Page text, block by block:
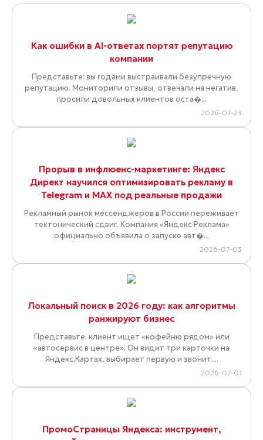
Как ошибки в AI-ответах портят репутацию
компании
Представьте: вы годами выстраивали безупречную
репутацию. Мониторили отзывы, отвечали на негатив,
просили довольных клиентов оста�...
2026-07-23
Прорыв в инфлюенс-маркетинге: Яндекс
Директ научился оптимизировать рекламу в
Telegram и MAX под реальные продажи
Рекламный рынок мессенджеров в России переживает
тектонический сдвиг. Компания «Яндекс Реклама»
официально объявила о запуске авт�...
2026-07-03
Локальный поиск в 2026 году: как алгоритмы
ранжируют бизнес
Представьте: клиент ищет «кофейню рядом» или
«автосервис в центре». Он видит три карточки на
Яндекс.Картах, выбирает первую и звонит....
2026-07-01
ПромоСтраницы Яндекса: инструмент,